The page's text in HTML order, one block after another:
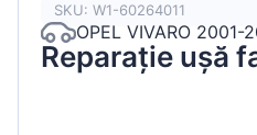
SKU: W1-60264011
OPEL VIVARO 2001-
Reparație ușă